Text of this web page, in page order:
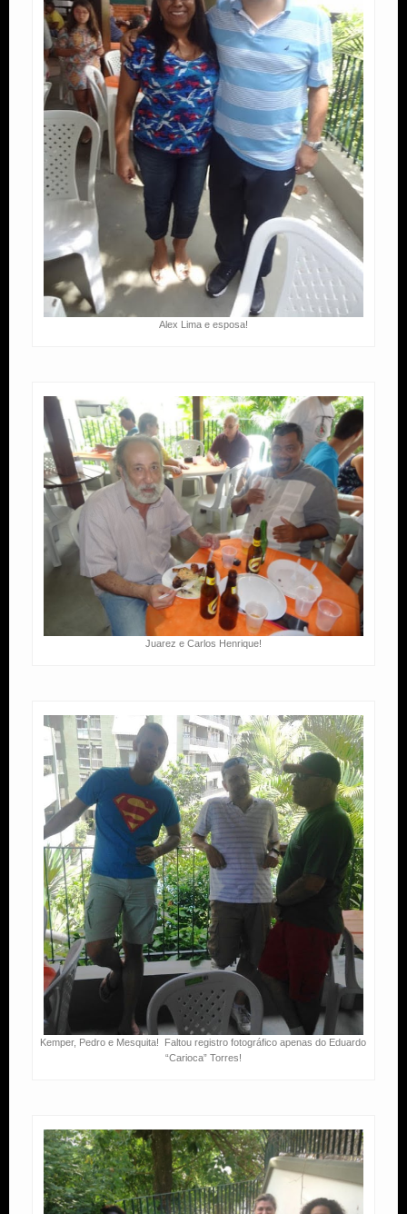
Alex Lima e esposa!
Juarez e Carlos Henrique!
Kemper, Pedro e Mesquita! Faltou registro fotográfico apenas do Eduardo
“Carioca” Torres!